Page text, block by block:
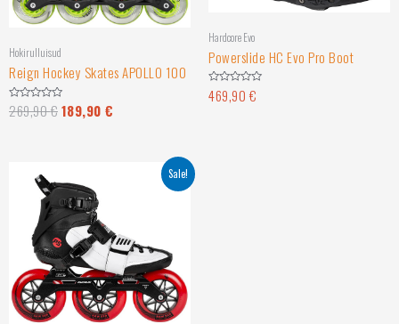
Hokirulluisud
Reign Hockey Skates APOLLO 100
Hinnanguga
0
269,90€189,90 €
Hardcore Evo
Powerslide HC Evo Pro Boot
Hinnanguga
0
469,90 €
Sale!